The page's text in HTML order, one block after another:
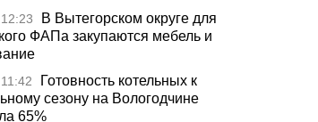
В Вытегорском округе для
ФАПа закупаются мебель и
Готовность котельных к
сезону на Вологодчине
65%